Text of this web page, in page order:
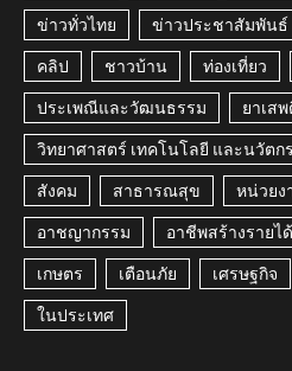
ข่าวทั่วไทย ข่าวประชาสัมพันธ์
คลิป ชาวบ้าน ท่องเที่ยว
ประเพณีและวัฒนธรรม ยาเส
วิทยาศาสตร์ เทคโนโลยี และนวัตก
สังคม สาธารณสุข หน่วยง
อาชญากรรม อาชีพสร้างรายได้
เกษตร เตือนภัย เศรษฐกิจ
ในประเทศ